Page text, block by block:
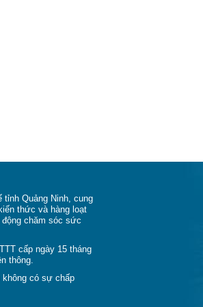
Quảng Ninh, cung
thức và hàng loạt
chăm sóc sức
cấp ngày 15 tháng
thông.
có sự chấp